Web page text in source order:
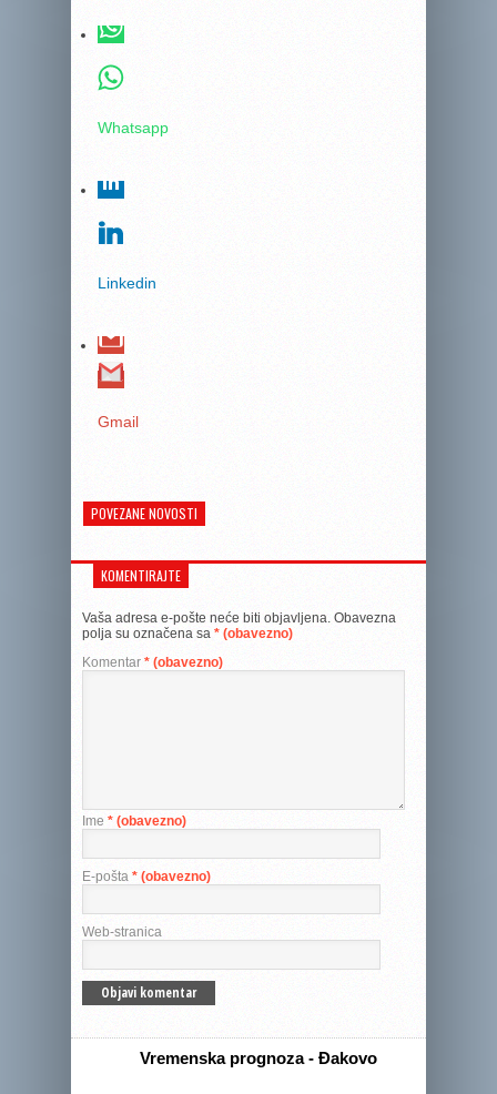
Whatsapp
Linkedin
Gmail
POVEZANE NOVOSTI
KOMENTIRAJTE
Vaša adresa e-pošte neće biti objavljena. Obavezna
polja su označena sa * (obavezno)
Komentar * (obavezno)
Ime * (obavezno)
E-pošta * (obavezno)
Web-stranica
Vremenska prognoza - Đakovo